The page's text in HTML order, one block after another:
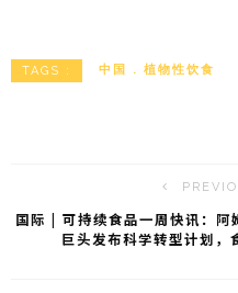
Wh l
TAGS : 中国 植物性饮食
国际 | 可持续食品一周快讯：阿
巨头发布科学转型计划，